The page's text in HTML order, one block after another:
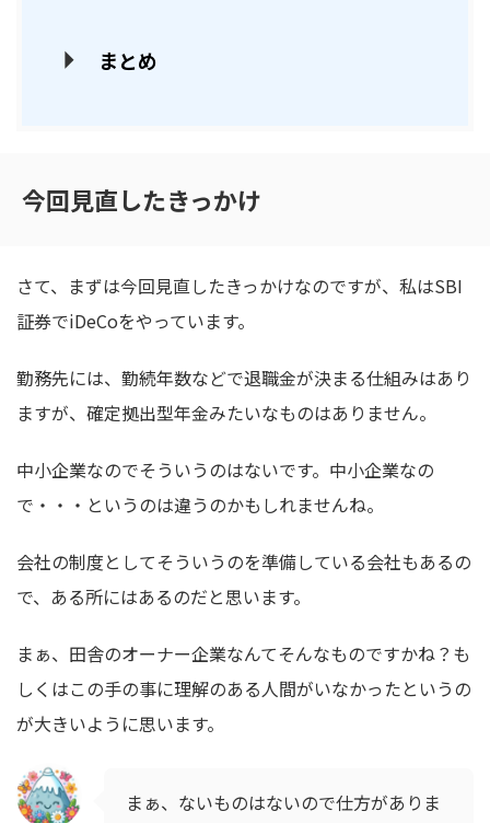
まとめ
今回見直したきっかけ
さて、まずは今回見直したきっかけなのですが、私はSBI
証券でiDeCoをやっています。
勤務先には、勤続年数などで退職金が決まる仕組みはあり
ますが、確定拠出型年金みたいなものはありません。
中小企業なのでそういうのはないです。中小企業なの
で・・・というのは違うのかもしれませんね。
会社の制度としてそういうのを準備している会社もあるの
で、ある所にはあるのだと思います。
まぁ、田舎のオーナー企業なんてそんなものですかね？も
しくはこの手の事に理解のある人間がいなかったというの
が大きいように思います。
まぁ、ないものはないので仕方がありま